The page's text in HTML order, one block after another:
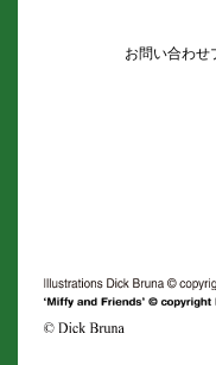
お問い合わせ